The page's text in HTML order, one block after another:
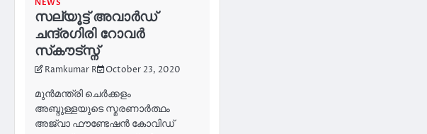
NEWS
സല്യൂട്ട് അവാർഡ്
ചന്ദ്രഗിരി റോവർ
സ്‌കൗട്‌സ്ന്
Ramkumar R October 23, 2020
മുൻമന്ത്രി ചെർക്കളം
അബ്ദുള്ളയുടെ സ്മരണാർത്ഥം
അജ്‌വാ ഫൗണ്ടേഷൻ കോവിഡ്